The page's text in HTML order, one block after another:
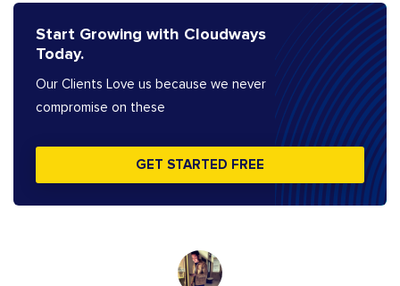
Start Growing with Cloudways
Today.
Our Clients Love us because we never
compromise on these
GET STARTED FREE